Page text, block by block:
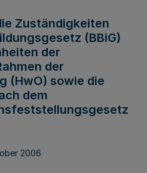
Zuständigkeiten
(BBiG)
der
der
(HwO) sowie die
dem
2006